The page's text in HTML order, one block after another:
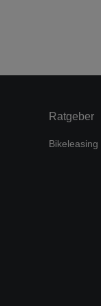
Ratgeber
Bikeleasing